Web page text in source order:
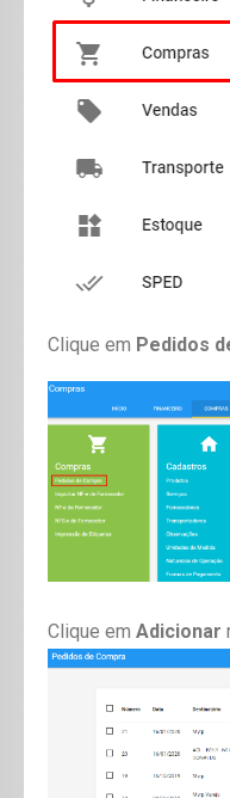
Clique em Pedidos
Clique em Adicionar